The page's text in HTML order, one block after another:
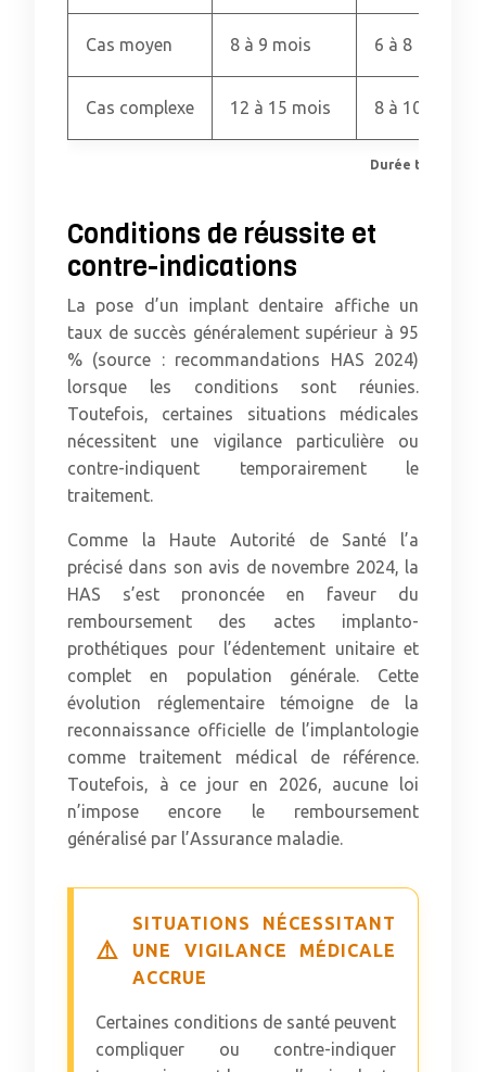
Durée totale
Cas moyen 8 à 9 mois 6 à 8
Cas complexe 12 à 15 mois 8 à 10
Conditions de réussite et
contre-indications
La pose d’un implant dentaire affiche un
taux de succès généralement supérieur à 95
% (source : recommandations HAS 2024)
lorsque les conditions sont réunies.
Toutefois, certaines situations médicales
nécessitent une vigilance particulière ou
contre-indiquent temporairement le
traitement.
Comme la Haute Autorité de Santé l’a
précisé dans son avis de novembre 2024, la
HAS s’est prononcée en faveur du
remboursement des actes implanto-
prothétiques pour l’édentement unitaire et
complet en population générale. Cette
évolution réglementaire témoigne de la
reconnaissance officielle de l’implantologie
comme traitement médical de référence.
Toutefois, à ce jour en 2026, aucune loi
n’impose encore le remboursement
généralisé par l’Assurance maladie.
SITUATIONS NÉCESSITANT
UNE VIGILANCE MÉDICALE
ACCRUE
Certaines conditions de santé peuvent
compliquer ou contre-indiquer